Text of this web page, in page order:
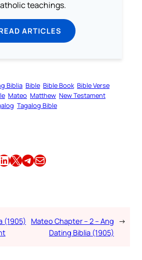
teachings.
ARTICLES
Biblia Bible Bible Book Bible Verse
Mateo Matthew New Testament
Tagalog Bible
LinkedIn Share this article on X Share this article on TelegramEmail this Article
(1905) Mateo Chapter – 2 – Ang
Dating Biblia (1905)
→